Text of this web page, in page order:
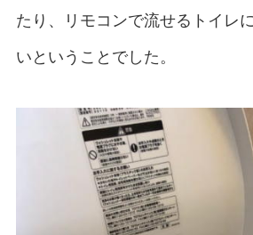
たり、リモコンで流せるトイレ
いということでした。